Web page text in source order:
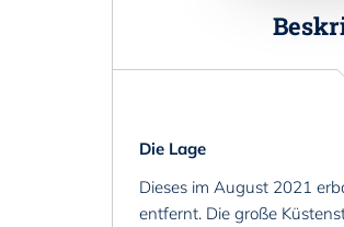
Die Lage
Dieses im August 2021
entfernt. Die große